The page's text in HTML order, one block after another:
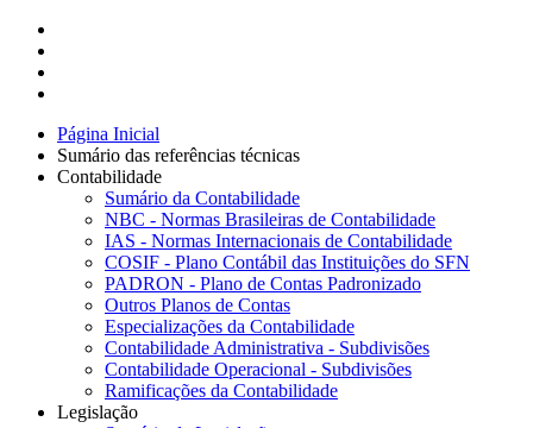
Página Inicial
Sumário das referências técnicas
Contabilidade
Sumário da Contabilidade
NBC - Normas Brasileiras de Contabilidade
IAS - Normas Internacionais de Contabilidade
COSIF - Plano Contábil das Instituições do SFN
PADRON - Plano de Contas Padronizado
Outros Planos de Contas
Especializações da Contabilidade
Contabilidade Administrativa - Subdivisões
Contabilidade Operacional - Subdivisões
Ramificações da Contabilidade
Legislação